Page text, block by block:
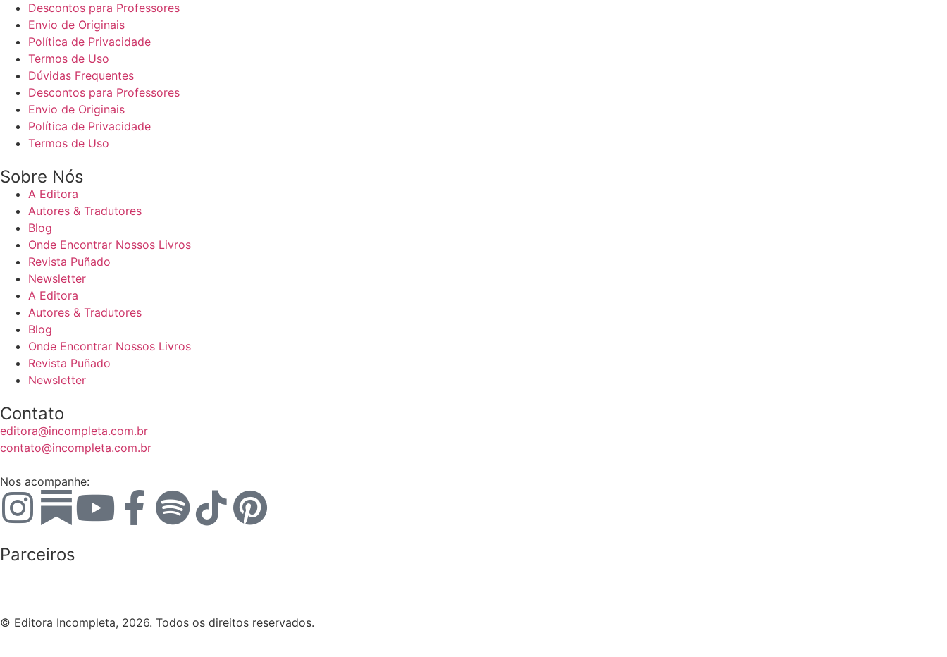
Descontos para Professores
Envio de Originais
Política de Privacidade
Termos de Uso
Dúvidas Frequentes
Descontos para Professores
Envio de Originais
Política de Privacidade
Termos de Uso
Sobre Nós
A Editora
Autores & Tradutores
Blog
Onde Encontrar Nossos Livros
Revista Puñado
Newsletter
A Editora
Autores & Tradutores
Blog
Onde Encontrar Nossos Livros
Revista Puñado
Newsletter
Contato
editora@incompleta.com.br
contato@incompleta.com.br
Nos acompanhe:
Parceiros
© Editora Incompleta, 2026. Todos os direitos reservados.